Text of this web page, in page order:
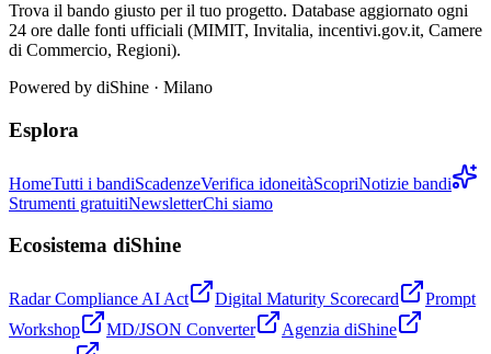
Trova il bando giusto per il tuo progetto. Database aggiornato ogni
24 ore dalle fonti ufficiali (MIMIT, Invitalia, incentivi.gov.it, Camere
di Commercio, Regioni).
Powered by diShine · Milano
Esplora
HomeTutti i bandiScadenzeVerifica idoneitàScopriNotizie bandi
Strumenti gratuitiNewsletterChi siamo
Ecosistema diShine
Radar Compliance AI Act Digital Maturity Scorecard
Prompt
Workshop
MD/JSON Converter
Agenzia diShine